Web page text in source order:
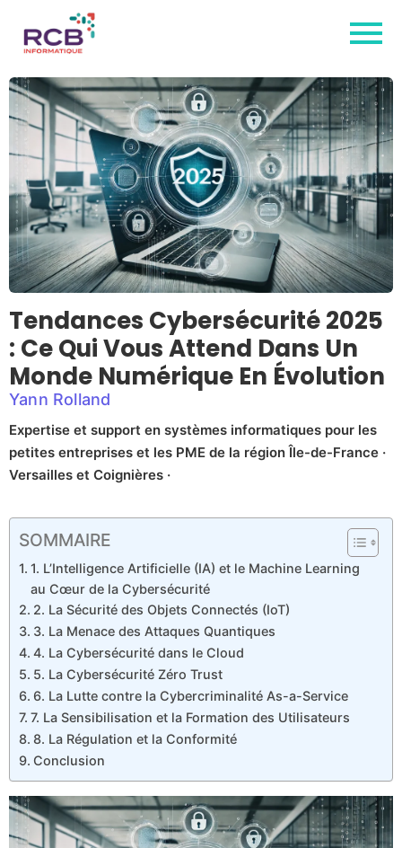
Tendances Cybersécurité 2025
: Ce Qui Vous Attend Dans Un
Monde Numérique En Évolution
Yann Rolland
Expertise et support en systèmes informatiques pour les
petites entreprises et les PME de la région Île-de-France ·
Versailles et Coignières ·
SOMMAIRE
1. L’Intelligence Artificielle (IA) et le Machine Learning
au Cœur de la Cybersécurité
2. La Sécurité des Objets Connectés (IoT)
3. La Menace des Attaques Quantiques
4. La Cybersécurité dans le Cloud
5. La Cybersécurité Zéro Trust
6. La Lutte contre la Cybercriminalité As-a-Service
7. La Sensibilisation et la Formation des Utilisateurs
8. La Régulation et la Conformité
Conclusion